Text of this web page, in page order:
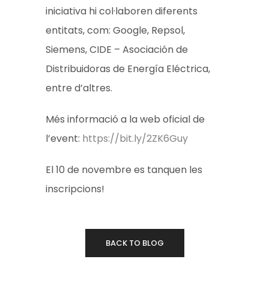
iniciativa hi col·laboren diferents
entitats, com: Google, Repsol,
Siemens, CIDE – Asociación de
Distribuidoras de Energía Eléctrica,
entre d’altres.
Més informació a la web oficial de
l’event: https://bit.ly/2ZK6Guy
El 10 de novembre es tanquen les
inscripcions!
BACK TO BLOG